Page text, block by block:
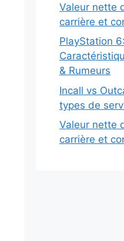
Valeur nette
carrière et
PlayStation
& Rumeurs
Incall vs
types de
Valeur nette
carrière et